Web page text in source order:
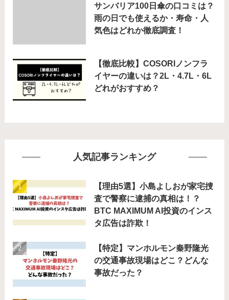
サンバリア100日傘の口コミは？
雨の日でも使えるか・寿命・人
気色はどれか徹底調査！
【徹底比較】COSORIノンフラ
イヤーの違いは？2L・4.7L・6L
どれがおすすめ？
人気記事ランキング
【理由5選】小島よしおが家宅捜
査で警察に逮捕の真相は！？
BTC MAXIMUM AI投資のインス
タ広告は詐欺！
【特定】マンホルモン秦野隆光
の交通事故現場はどこ？どんな
事故だった？